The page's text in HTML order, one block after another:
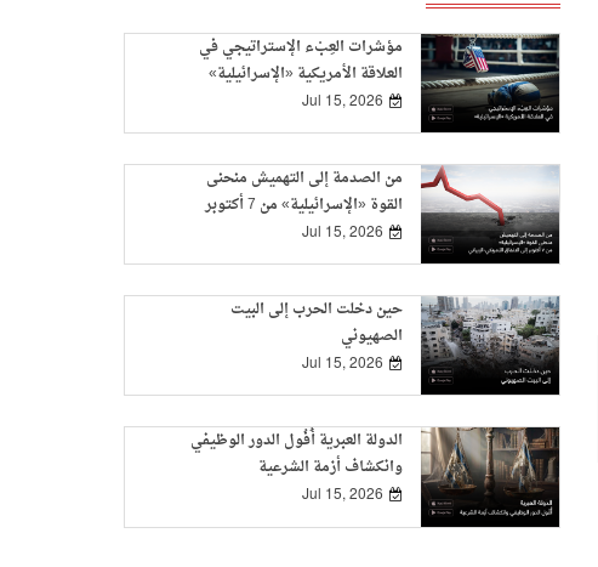
مؤشرات العِبْء الإستراتيجي في
العلاقة الأمريكية «الإسرائيلية»
Jul 15, 2026
من الصدمة إلى التهميش منحنى
القوة «الإسرائيلية» من 7 أكتوبر
إلى الاتفاق الأمريكي-الإيراني
Jul 15, 2026
حين دخلت الحرب إلى البيت
الصهيوني
Jul 15, 2026
الدولة العبرية أُفُول الدور الوظيفي
وانكشاف أزمة الشرعية
Jul 15, 2026